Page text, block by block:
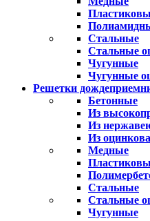
Стальные
Стальные
Чугунные
Чугунные
Решетки
Бетонные
Из
Из
Из
Медные
Стальные
Стальные
Чугунные